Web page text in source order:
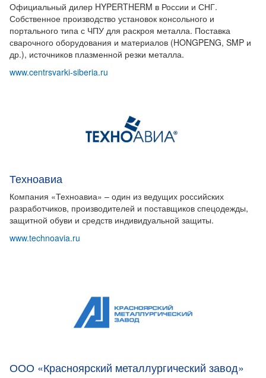
Официальный дилер HYPERTHERM в России и СНГ.
Собственное производство установок консольного и
портального типа с ЧПУ для раскроя металла. Поставка
сварочного оборудования и материалов (HONGPENG, SMP и
др.), источников плазменной резки металла.
www.centrsvarki-siberia.ru
Техноавиа
Компания «Техноавиа» – один из ведущих российских
разработчиков, производителей и поставщиков спецодежды,
защитной обуви и средств индивидуальной защиты.
www.technoavia.ru
ООО «Красноярский металлургический завод»